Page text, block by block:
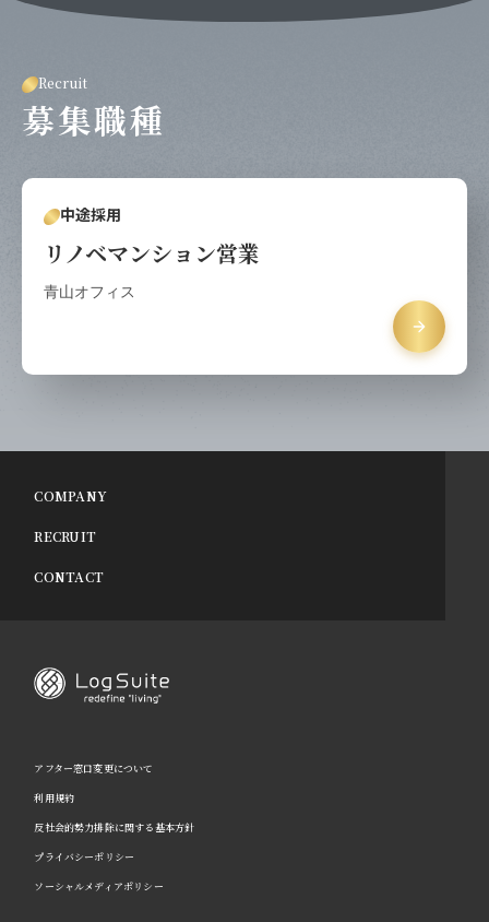
Recruit
募集職種
中途採用
リノベマンション営業
青山オフィス
COMPANY
RECRUIT
CONTACT
アフター窓口変更について
利用規約
反社会的勢力排除に関する基本方針
プライバシーポリシー
ソーシャルメディアポリシー